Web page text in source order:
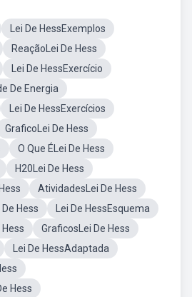
Lei De HessExemplos
ReaçãoLei De Hess
Lei De HessExercício
De Energia
Lei De HessExercícios
GraficoLei De Hess
O Que ÉLei De Hess
H20Lei De Hess
AtividadesLei De Hess
Hess
Lei De HessEsquema
GraficosLei De Hess
Lei De HessAdaptada
Hess